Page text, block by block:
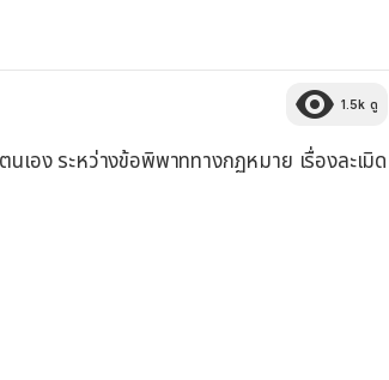
1.5k ดู
เอง ระหว่างข้อพิพาททางกฏหมาย เรื่องละเมิด